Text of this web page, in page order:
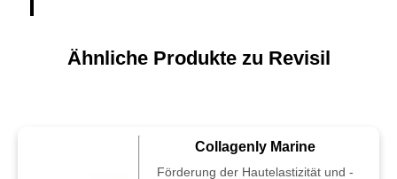
Ähnliche Produkte zu Revisil
Collagenly Marine
Förderung der Hautelastizität und -